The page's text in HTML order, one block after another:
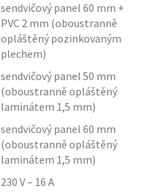
sendvičový panel 60 mm +
PVC 2 mm (oboustranně
opláštěný pozinkovaným
plechem)
sendvičový panel 50 mm
(oboustranně opláštěný
laminátem 1,5 mm)
sendvičový panel 60 mm
(oboustranně opláštěný
laminátem 1,5 mm)
230 V – 16 A